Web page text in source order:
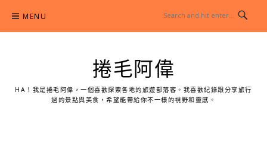
content
MENU
捲毛阿偉
HA！我是捲毛阿偉，一個喜歡探索各地的旅遊部落客。我喜歡紀錄跟分享旅行
過的景點與美食，希望能帶給你不一樣的視野和靈感。